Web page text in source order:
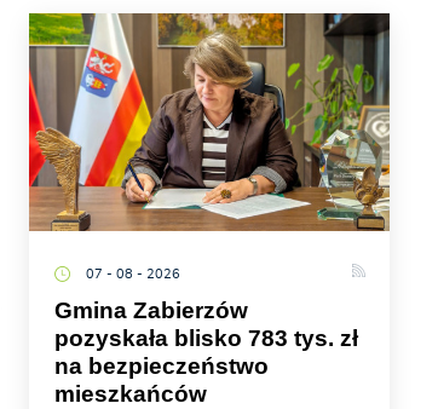
07 - 08 - 2026
Gmina Zabierzów
pozyskała blisko 783 tys. zł
na bezpieczeństwo
mieszkańców